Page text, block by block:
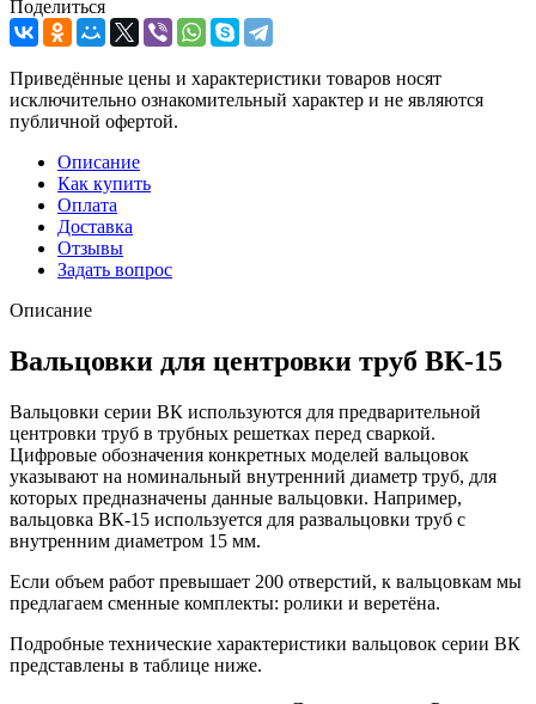
Поделиться
Приведённые цены и характеристики товаров носят
исключительно ознакомительный характер и не являются
публичной офертой.
Описание
Как купить
Оплата
Доставка
Отзывы
Задать вопрос
Описание
Вальцовки для центровки труб ВК-15
Вальцовки серии ВК используются для предварительной
центровки труб в трубных решетках перед сваркой.
Цифровые обозначения конкретных моделей вальцовок
указывают на номинальный внутренний диаметр труб, для
которых предназначены данные вальцовки. Например,
вальцовка ВК-15 используется для развальцовки труб с
внутренним диаметром 15 мм.
Если объем работ превышает 200 отверстий, к вальцовкам мы
предлагаем сменные комплекты: ролики и веретёна.
Подробные технические характеристики вальцовок серии ВК
представлены в таблице ниже.